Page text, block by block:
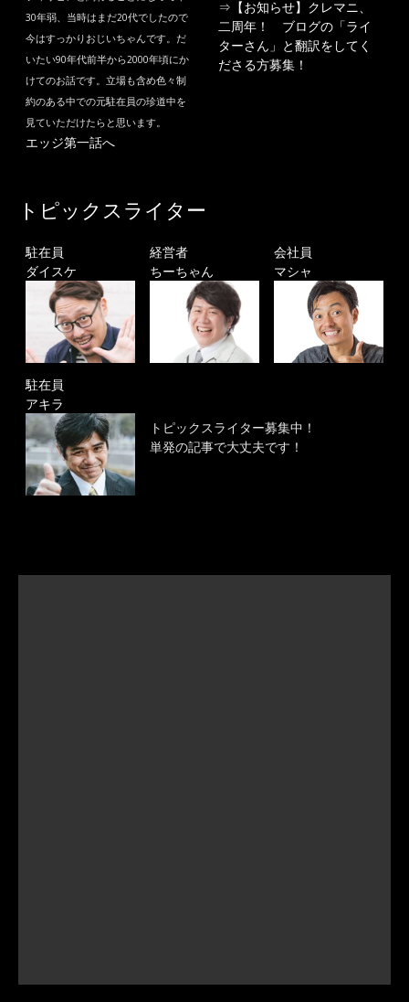
30年弱、当時はまだ20代でしたので
今はすっかりおじいちゃんです。だ
いたい90年代前半から2000年頃にか
けてのお話です。立場も含め色々制
約のある中での元駐在員の珍道中を
見ていただけたらと思います。
エッジ第一話へ
⇒ 【お知らせ】クレマニ、
二周年！ ブログの「ライ
ターさん」と翻訳をしてく
ださる方募集！
トピックスライター
駐在員
ダイスケ
経営者
ちーちゃん
会社員
マシャ
駐在員
アキラ
トピックスライター募集中！
単発の記事で大丈夫です！